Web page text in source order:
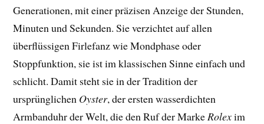
Generationen, mit einer präzisen Anzeige der Stunden,
Minuten und Sekunden. Sie verzichtet auf allen
überflüssigen Firlefanz wie Mondphase oder
Stoppfunktion, sie ist im klassischen Sinne einfach und
schlicht. Damit steht sie in der Tradition der
ursprünglichen Oyster, der ersten wasserdichten
Armbanduhr der Welt, die den Ruf der MarkeRolexim